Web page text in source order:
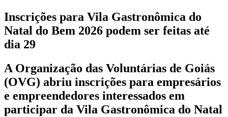
Inscrições para Vila Gastronômica do
Natal do Bem 2026 podem ser feitas até
dia 29
A Organização das Voluntárias de Goiás
(OVG) abriu inscrições para empresários
e empreendedores interessados em
participar da Vila Gastronômica do Natal